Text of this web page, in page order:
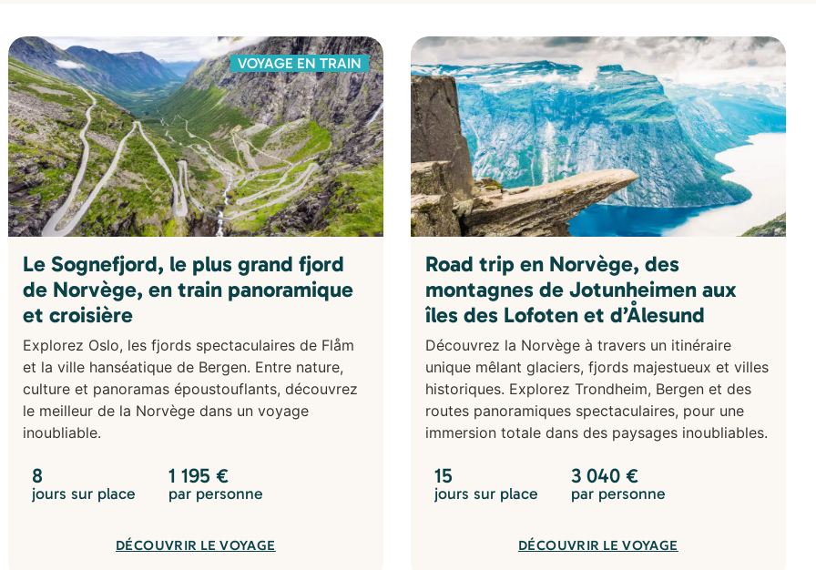
VOYAGE EN TRAIN
Le Sognefjord, le plus grand fjord
de Norvège, en train panoramique
et croisière
Explorez Oslo, les fjords spectaculaires de Flåm
et la ville hanséatique de Bergen. Entre nature,
culture et panoramas époustouflants, découvrez
le meilleur de la Norvège dans un voyage
inoubliable.
8
jours sur place
1 195 €
par personne
DÉCOUVRIR LE VOYAGE
Road trip en Norvège, des
montagnes de Jotunheimen aux
îles des Lofoten et d’Ålesund
Découvrez la Norvège à travers un itinéraire
unique mêlant glaciers, fjords majestueux et villes
historiques. Explorez Trondheim, Bergen et des
routes panoramiques spectaculaires, pour une
immersion totale dans des paysages inoubliables.
15
jours sur place
3 040 €
par personne
DÉCOUVRIR LE VOYAGE